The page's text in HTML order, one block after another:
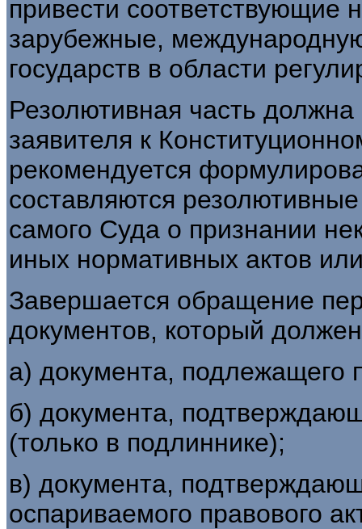
привести соответствующие
зарубежные,
государств в области
Резолютивная часть
заявителя к
рекомендуется
составляются
самого Суда о признании
иных нормативных актов
Завершается обращение
документов, который
а) документа, подлежащего
б) документа,
(только в подлиннике);
в) документа,
оспариваемого правового